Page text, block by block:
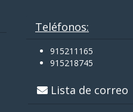
Teléfonos:
915211165
915218745
Lista de correo